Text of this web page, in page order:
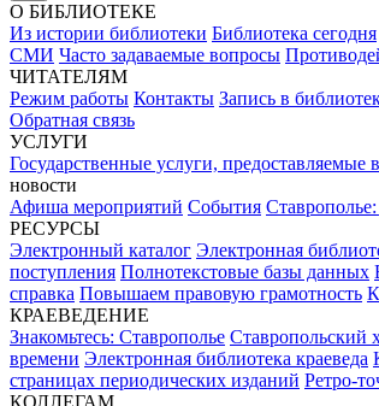
О БИБЛИОТЕКЕ
Из истории библиотеки Библиотека сегодня
СМИ Часто задаваемые вопросы
ЧИТАТЕЛЯМ
Режим работы Контакты Запись в
Обратная связь
УСЛУГИ
Государственные услуги, предоставляемые
новости
Афиша мероприятий События
РЕСУРСЫ
Электронный каталог Электронная
поступления Полнотекстовые базы данных
справка Повышаем правовую грамотность
КРАЕВЕДЕНИЕ
Знакомьтесь: Ставрополье Ставропольский
времени Электронная библиотека краеведа
страницах периодических изданий Ретро-
КОЛЛЕГАМ